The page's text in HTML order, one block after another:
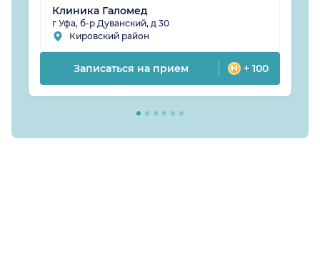
Клиника Галомед
г Уфа, б-р Дуванский, д 30
Кировский район
Записаться на прием + 100